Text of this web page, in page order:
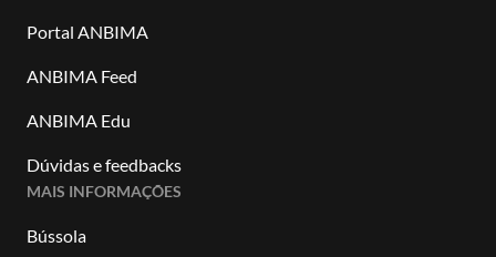
Portal ANBIMA
ANBIMA Feed
ANBIMA Edu
Dúvidas e feedbacks
MAIS INFORMAÇÕES
Bússola